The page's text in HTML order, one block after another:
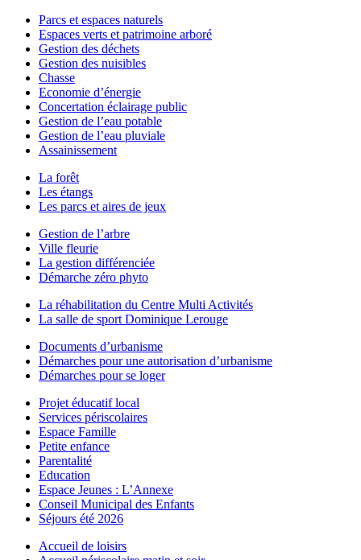
Parcs et espaces naturels
Espaces verts et patrimoine arboré
Gestion des déchets
Gestion des nuisibles
Chasse
Economie d’énergie
Concertation éclairage public
Gestion de l’eau potable
Gestion de l’eau pluviale
Assainissement
La forêt
Les étangs
Les parcs et aires de jeux
Gestion de l’arbre
Ville fleurie
La gestion différenciée
Démarche zéro phyto
La réhabilitation du Centre Multi Activités
La salle de sport Dominique Lerouge
Documents d’urbanisme
Démarches pour une autorisation d’urbanisme
Démarches pour se loger
Projet éducatif local
Services périscolaires
Espace Famille
Petite enfance
Parentalité
Education
Espace Jeunes : L’Annexe
Conseil Municipal des Enfants
Séjours été 2026
Accueil de loisirs